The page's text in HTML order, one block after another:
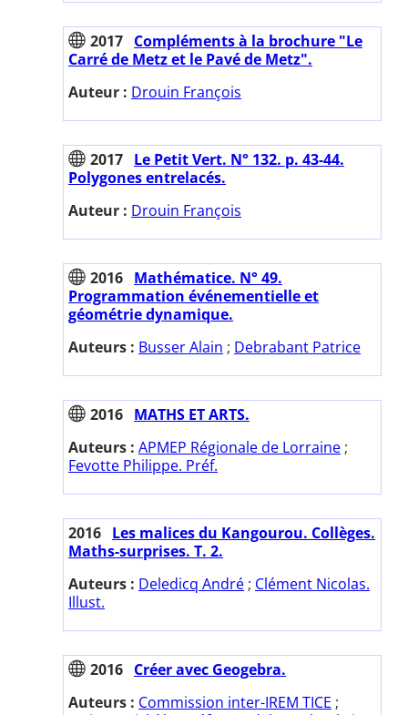
2017 Compléments à la brochure "Le
Carré de Metz et le Pavé de Metz".
Auteur : Drouin François
2017 Le Petit Vert. N° 132. p. 43-44.
Polygones entrelacés.
Auteur : Drouin François
2016 Mathématice. N° 49.
Programmation événementielle et
géométrie dynamique.
Auteurs : Busser Alain ; Debrabant Patrice
2016 MATHS ET ARTS.
Auteurs : APMEP Régionale de Lorraine ;
Fevotte Philippe. Préf.
2016 Les malices du Kangourou. Collèges.
Maths-surprises. T. 2.
Auteurs : Deledicq André ; Clément Nicolas.
Illust.
2016 Créer avec Geogebra.
Auteurs : Commission inter-IREM TICE ;